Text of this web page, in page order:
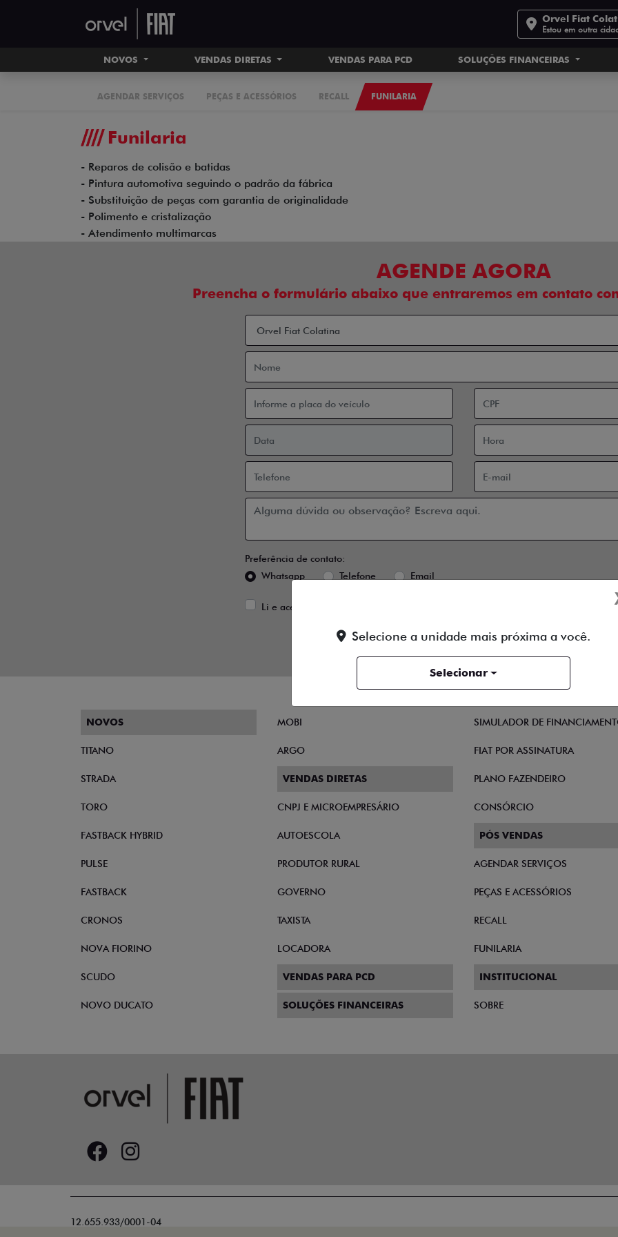
Orvel Fiat
Estou em outra
NOVOS VENDAS DIRETAS VENDAS PARA PCD SOLUÇÕES FINANCEIRAS
AGENDAR SERVIÇOS PEÇAS E ACESSÓRIOS RECALL FUNILARIA
Funilaria
- Reparos de colisão e batidas
- Pintura automotiva seguindo o padrão da fábrica
- Substituição de peças com garantia de originalidade
- Polimento e cristalização
- Atendimento multimarcas
AGENDE AGORA
Preencha o formulário abaixo que entraremos em contato
Preferência de contato:
Whatsapp
Telefone Email
Li e aceito a e concordo em receber comunicações da
ENTRAR EM CONTATO
NOVOS
TITANO
STRADA
TORO
FASTBACK HYBRID
PULSE
FASTBACK
CRONOS
NOVA FIORINO
SCUDO
NOVO DUCATO
MOBI
ARGO
VENDAS DIRETAS
CNPJ E MICROEMPRESÁRIO
AUTOESCOLA
PRODUTOR RURAL
GOVERNO
TAXISTA
LOCADORA
VENDAS PARA PCD
SOLUÇÕES FINANCEIRAS
SIMULADOR DE
FIAT POR ASSINATURA
PLANO FAZENDEIRO
CONSÓRCIO
PÓS VENDAS
AGENDAR SERVIÇOS
PEÇAS E ACESSÓRIOS
RECALL
FUNILARIA
INSTITUCIONAL
SOBRE
12.655.933/0001-04
Selecione a unidade mais próxima a você.
Selecionar